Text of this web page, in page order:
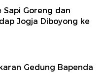
Sapi Goreng dan
Jogja Diboyong ke
Gedung Bapenda